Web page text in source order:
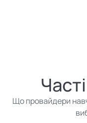
Що провайдери